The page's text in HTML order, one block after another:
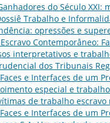
do Século
Trabalho e
opressões e
Contemporâneo:
interpretativos e
dos Tribunais
e Interfaces de um
especial e
de trabalho escravo
e Interfaces de um